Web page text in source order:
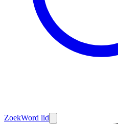
ZoekWord lid